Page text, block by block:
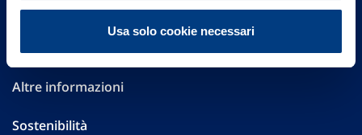
Usa solo cookie necessari
Governance
Investor Relations
Altre informazioni
Sostenibilità